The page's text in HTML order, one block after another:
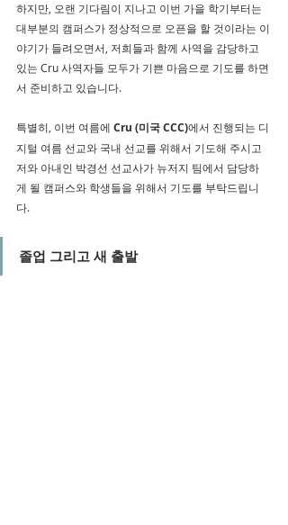
하지만, 오랜 기다림이 지나고 이번 가을 학기부터는
대부분의 캠퍼스가 정상적으로 오픈을 할 것이라는 이
야기가 들려오면서, 저희들과 함께 사역을 감당하고
있는 Cru 사역자들 모두가 기쁜 마음으로 기도를 하면
서 준비하고 있습니다.
특별히, 이번 여름에 Cru (미국 CCC)에서 진행되는 디
지털 여름 선교와 국내 선교를 위해서 기도해 주시고
저와 아내인 박경선 선교사가 뉴저지 팀에서 담당하
게 될 캠퍼스와 학생들을 위해서 기도를 부탁드립니
다.
졸업 그리고 새 출발